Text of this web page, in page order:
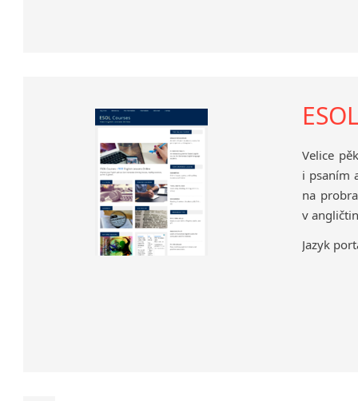
Velice
i psaním
na
v
Jazyk